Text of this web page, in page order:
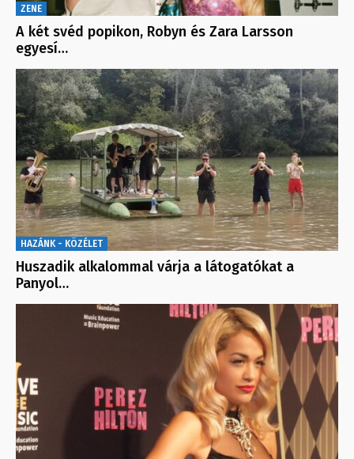
ZENE
A két svéd popikon, Robyn és Zara Larsson
egyesí…
HAZÁNK - KÖZÉLET
Huszadik alkalommal várja a látogatókat a
Panyol…